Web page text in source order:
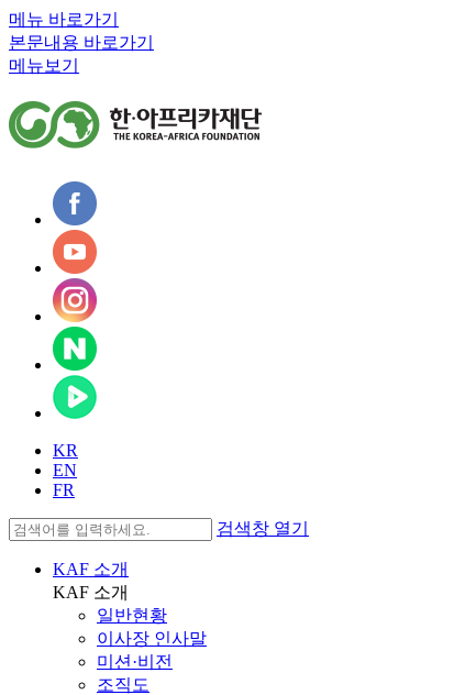
메뉴 바로가기
본문내용 바로가기
메뉴보기
KR
EN
FR
검색창 열기
KAF 소개
KAF 소개
일반현황
이사장 인사말
미션·비전
조직도